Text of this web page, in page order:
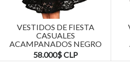
VESTIDOS DE FIESTA
CASUALES
ACAMPANADOS NEGRO
TALLAS PLUS KADRIHEL
58.000$ CLP
Previous